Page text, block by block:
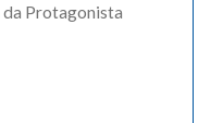
Protagonista